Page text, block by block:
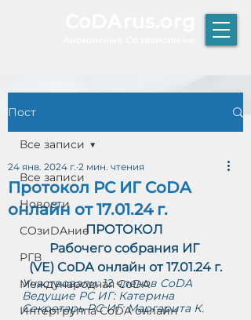
О
Т
ЫТИЕ
Пост
Все записи
Новости
COзиDAние
РГВ
Международная CoDA
Интергруппа CoDA онлайн
Все записи
Протокол РС ИГ CoDA
онлайн от 17.01.24 г.
24 янв. 2024 г. 2 мин. чтения
ПРОТОКОЛ
Рабочего собрания ИГ
(VE) CoDА онлайн от 17.01.24 г.
Участвовали: 12 членов CoDA
Ведущие РС ИГ: Катерина
Секретарь РС ИГ: Маргарита К.